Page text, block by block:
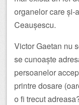
organelor care și-
Ceaușescu.
Victor Gaetan nu
se cunoaște
persoanelor
printre dosare
o fi trecut